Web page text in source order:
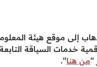
إلى موقع هيئة
خدمات السياقة التابعة
“من هنا“.